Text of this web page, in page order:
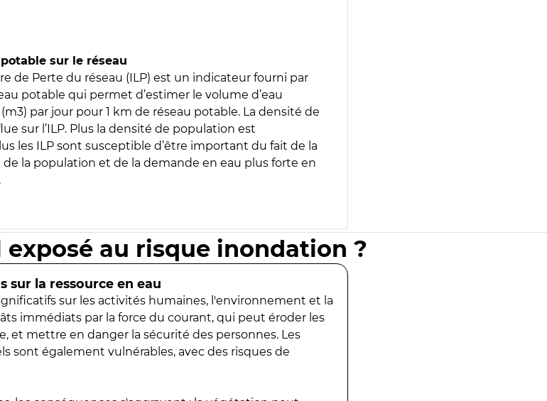
sur le réseau
de Perte du réseau (ILP) est un indicateur fourni par
potable qui permet d’estimer le volume d’eau
par jour pour 1 km de réseau potable. La densité de
sur l’ILP. Plus la densité de population est
les ILP sont susceptible d’être important du fait de la
la population et de la demande en eau plus forte en
au risque inondation ?
sur la ressource en eau
sur les activités humaines, l'environnement et la
immédiats par la force du courant, qui peut éroder les
et mettre en danger la sécurité des personnes. Les
sont également vulnérables, avec des risques de